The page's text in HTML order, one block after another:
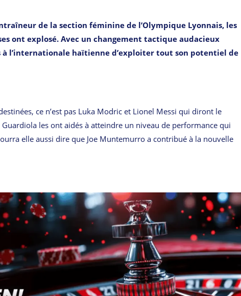
de la section féminine de l’Olympique Lyonnais, les
ont explosé. Avec un changement tactique audacieux
l’internationale haïtienne d’exploiter tout son potentiel de
ce n’est pas Luka Modric et Lionel Messi qui diront le
les ont aidés à atteindre un niveau de performance qui
elle aussi dire que Joe Muntemurro a contribué à la nouvelle